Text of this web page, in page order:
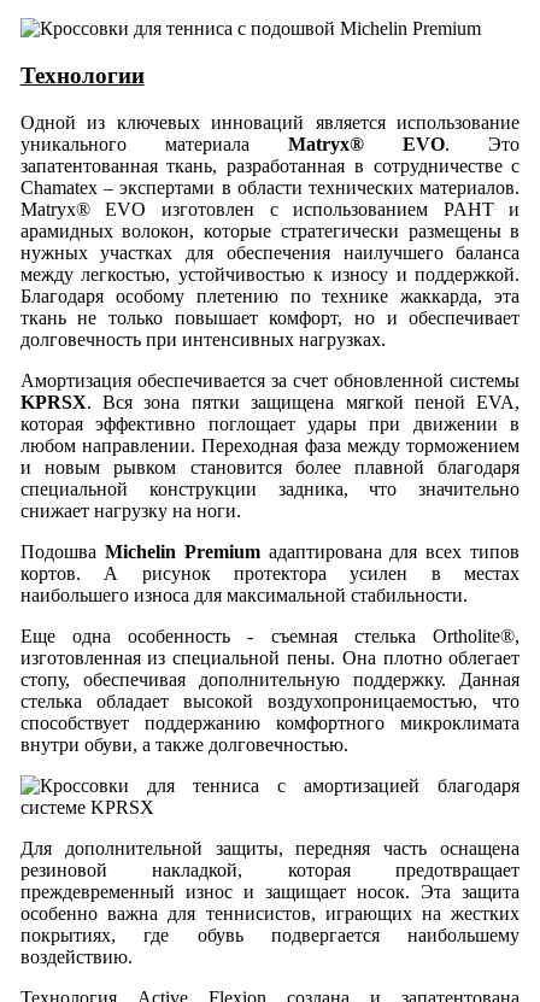
Технологии
Одной из ключевых инноваций является использование
уникального материала Matryx® EVO. Это
запатентованная ткань, разработанная в сотрудничестве с
Chamatex – экспертами в области технических материалов.
Matryx® EVO изготовлен с использованием PAHT и
арамидных волокон, которые стратегически размещены в
нужных участках для обеспечения наилучшего баланса
между легкостью, устойчивостью к износу и поддержкой.
Благодаря особому плетению по технике жаккарда, эта
ткань не только повышает комфорт, но и обеспечивает
долговечность при интенсивных нагрузках.
Амортизация обеспечивается за счет обновленной системы
KPRSX. Вся зона пятки защищена мягкой пеной EVA,
которая эффективно поглощает удары при движении в
любом направлении. Переходная фаза между торможением
и новым рывком становится более плавной благодаря
специальной конструкции задника, что значительно
снижает нагрузку на ноги.
Подошва Michelin Premiumадаптирована для всех типов
кортов. А рисунок протектора усилен в местах
наибольшего износа для максимальной стабильности.
Еще одна особенность - съемная стелька Ortholite®,
изготовленная из специальной пены. Она плотно облегает
стопу, обеспечивая дополнительную поддержку. Данная
стелька обладает высокой воздухопроницаемостью, что
способствует поддержанию комфортного микроклимата
внутри обуви, а также долговечностью.
Для дополнительной защиты, передняя часть оснащена
резиновой накладкой, которая предотвращает
преждевременный износ и защищает носок. Эта защита
особенно важна для теннисистов, играющих на жестких
покрытиях, где обувь подвергается наибольшему
воздействию.
Технология Active Flexion создана и запатентована